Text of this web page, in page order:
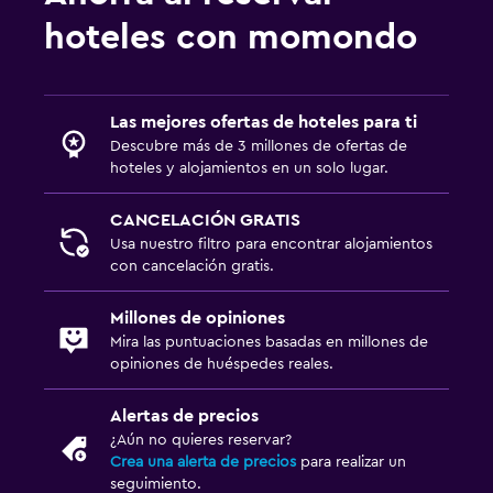
Ascensor
Lavandería
Lavandería
Servicio de planchado
Servicios de lavandería/tintorería
Plancha y tabla de planchar
Aire libre
Terraza/patio
Gimnasio
hoteles con momondo
Las mejores ofertas de hoteles para ti
Descubre más de 3 millones de ofertas de
hoteles y alojamientos en un solo lugar.
CANCELACIÓN GRATIS
Usa nuestro filtro para encontrar alojamientos
con cancelación gratis.
Millones de opiniones
Mira las puntuaciones basadas en millones de
opiniones de huéspedes reales.
Alertas de precios
¿Aún no quieres reservar?
Crea una alerta de precios para realizar un
seguimiento.